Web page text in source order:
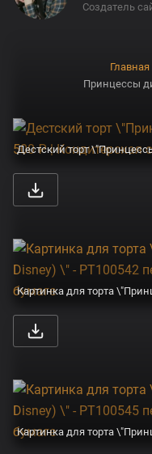
Создатель
Главная
Принцессы